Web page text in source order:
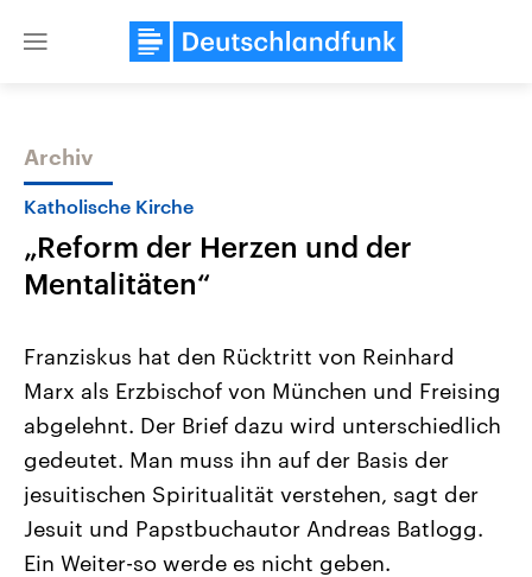
Close
Themen
Landtagswahl Sachsen-Anhalt
2026
Alle Informationen
Sachsen-Anhalt wählt am 6.
September 2026 einen neuen
Landtag. Seit 2021 wird das
Bundesland von einer Koalition aus
CDU, SPD und FDP regiert.-
Umfragen, Prognosen,
USA
Aktuelle Beiträge,
Hintergründe
Wirtschaftlich und
gehören die Vereinigten
den mächtigsten Ländern
mit großem Einfluss auf
aktuelle Weltgeschehen.
Archiv
Katholische Kirche
„Reform der Herzen und der
Mentalitäten“
Franziskus hat den Rücktritt von Reinhard
Marx als Erzbischof von München und Freising
abgelehnt. Der Brief dazu wird unterschiedlich
gedeutet. Man muss ihn auf der Basis der
jesuitischen Spiritualität verstehen, sagt der
Jesuit und Papstbuchautor Andreas Batlogg.
Ein Weiter-so werde es nicht geben.